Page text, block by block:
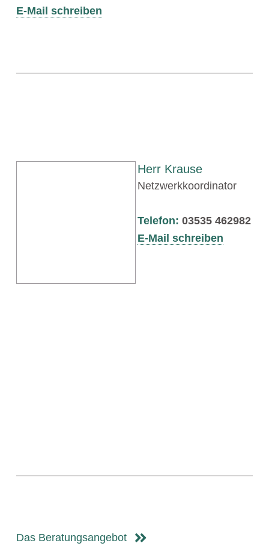
E-Mail schreiben
Herr Krause
Netzwerkkoordinator
Telefon: 03535 462982
E-Mail schreiben
Das Beratungsangebot